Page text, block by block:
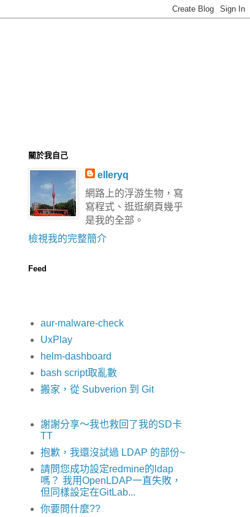
關於我自己
elleryq
網路上的浮游生物，寫
寫程式、逛逛網頁幾乎
是我的全部。
檢視我的完整簡介
Feed
aur-malware-check
UxPlay
helm-dashboard
bash script取亂數
搬家，從 Subverion 到 Git
謝謝分享～我也救回了我的SD卡
TT
抱歉，我還沒試過 LDAP 的部份~
請問您成功設定redmine的ldap
嗎？ 我用OpenLDAP一直失敗，
但同樣設定在GitLab...
你要問什麼??